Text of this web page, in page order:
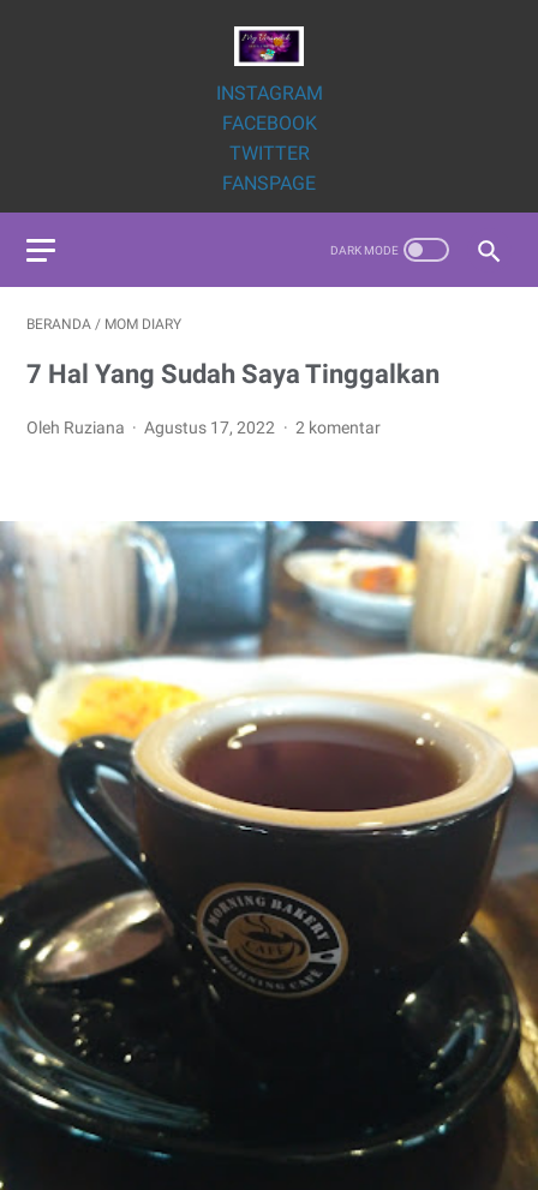
INSTAGRAM
FACEBOOK
TWITTER
FANSPAGE
BERANDA / MOM DIARY
7 Hal Yang Sudah Saya Tinggalkan
Oleh Ruziana Agustus 17, 2022 2 komentar